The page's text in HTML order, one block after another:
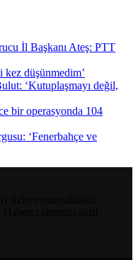
İl Başkanı Ateş: PTT
kez düşünmedim’
‘Kutuplaşmayı değil,
bir operasyonda 104
‘Fenerbahçe ve